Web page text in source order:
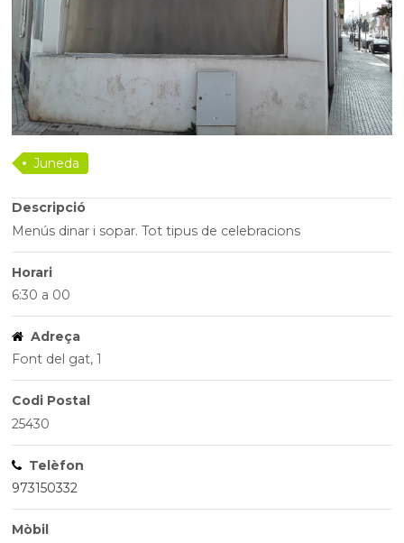
Juneda
Descripció
Menús dinar i sopar. Tot tipus de celebracions
Horari
6:30 a 00
Adreça
Font del gat, 1
Codi Postal
25430
Telèfon
973150332
Mòbil